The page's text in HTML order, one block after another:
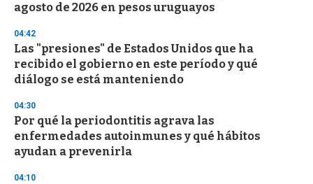
agosto de 2026 en pesos uruguayos
04:42
Las "presiones" de Estados Unidos que ha
recibido el gobierno en este período y qué
diálogo se está manteniendo
04:30
Por qué la periodontitis agrava las
enfermedades autoinmunes y qué hábitos
ayudan a prevenirla
04:10